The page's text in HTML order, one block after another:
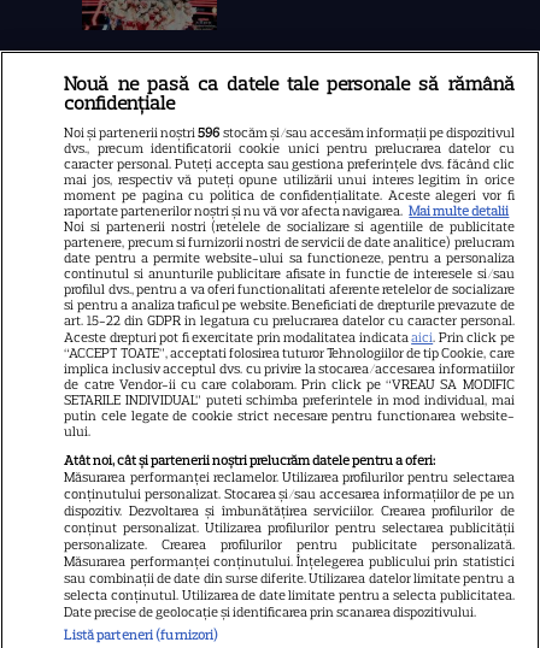
Libertatea
Libertatea pentru femei
GSP
Știri mondene
Avantaje
Elle
Unica
Retete practice
URMĂREȘTE-NE PE
Copyright2026 Ringier Romania – Toate Drepturile rezervate
Nouă ne pasă ca datele tale personale să rămână
confidențiale
Noi și partenerii noștri596 stocăm și/sau accesăm informații pe dispozitivul
dvs., precum identificatorii cookie unici pentru prelucrarea datelor cu
caracter personal. Puteți accepta sau gestiona preferințele dvs. făcând clic
mai jos, respectiv vă puteți opune utilizării unui interes legitim în orice
moment pe pagina cu politica de confidențialitate. Aceste alegeri vor fi
raportate partenerilor noștri și nu vă vor afecta navigarea. Mai multe detalii
Noi si partenerii nostri (retelele de socializare si agentiile de publicitate
partenere, precum si furnizorii nostri de servicii de date analitice) prelucram
date pentru a permite website-ului sa functioneze, pentru a personaliza
continutul si anunturile publicitare afisate in functie de interesele si/sau
profilul dvs., pentru a va oferi functionalitati aferente retelelor de socializare
si pentru a analiza traficul pe website. Beneficiati de drepturile prevazute de
art. 15-22 din GDPR in legatura cu prelucrarea datelor cu caracter personal.
Aceste drepturi pot fi exercitate prin modalitatea indicataaici. Prin click pe
“ACCEPT TOATE”, acceptati folosirea tuturor Tehnologiilor de tip Cookie, care
implica inclusiv acceptul dvs. cu privire la stocarea/accesarea informatiilor
de catre Vendor-ii cu care colaboram. Prin click pe “VREAU SA MODIFIC
SETARILE INDIVIDUAL” puteti schimba preferintele in mod individual, mai
putin cele legate de cookie strict necesare pentru functionarea website-
ului.
Atât noi, cât și partenerii noștri prelucrăm datele pentru a oferi:
Măsurarea performanței reclamelor. Utilizarea profilurilor pentru selectarea
conținutului personalizat. Stocarea și/sau accesarea informațiilor de pe un
dispozitiv. Dezvoltarea și îmbunătățirea serviciilor. Crearea profilurilor de
conținut personalizat. Utilizarea profilurilor pentru selectarea publicității
personalizate. Crearea profilurilor pentru publicitate personalizată.
Măsurarea performanței conținutului. Înțelegerea publicului prin statistici
sau combinații de date din surse diferite. Utilizarea datelor limitate pentru a
selecta conținutul. Utilizarea de date limitate pentru a selecta publicitatea.
Date precise de geolocație și identificarea prin scanarea dispozitivului.
Listă parteneri (furnizori)